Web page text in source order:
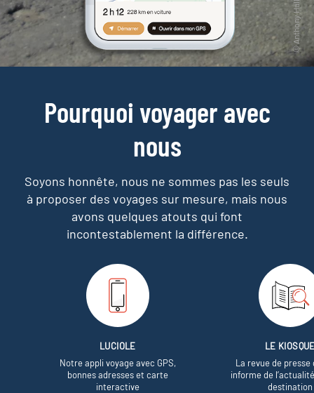
Pourquoi voyager avec
nous
Soyons honnête, nous ne sommes pas les seuls
à proposer des voyages sur mesure, mais nous
avons quelques atouts qui font
incontestablement la différence.
LUCIOLE
Notre appli voyage avec GPS,
bonnes adresses et carte
interactive
LE
La revue de presse
informe de
destination